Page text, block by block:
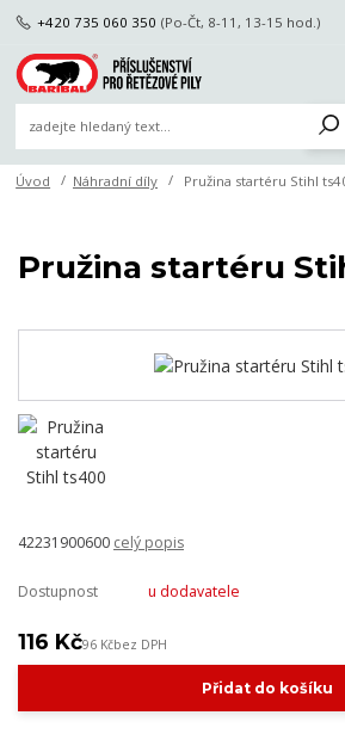
+420 735 060 350 (Po-Čt, 8-11, 13-15 hod.)
Úvod Náhradní díly Pružina startéru Stihl
Pružina startéru
42231900600 celý popis
Dostupnost u dodavatele
116 Kč96 Kčbez DPH
Přidat do košíku